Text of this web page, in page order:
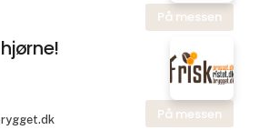
På messen
På messen